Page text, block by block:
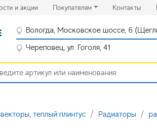
и акции(current)Покупателям Контакты
Вологда, Московское шоссе, 6
Череповец, ул. Гоголя, 41
теплый плинтус Радиаторы